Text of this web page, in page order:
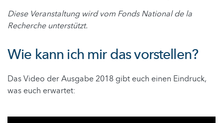
Diese Veranstaltung wird vom Fonds National de la
Recherche unterstützt.
Wie kann ich mir das vorstellen?
Das Video der Ausgabe 2018 gibt euch einen Eindruck,
was euch erwartet: